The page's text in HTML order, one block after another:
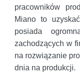
pracowników
Miano to
posiada
zachodzących w
na rozwiązanie
dnia na produkcji.